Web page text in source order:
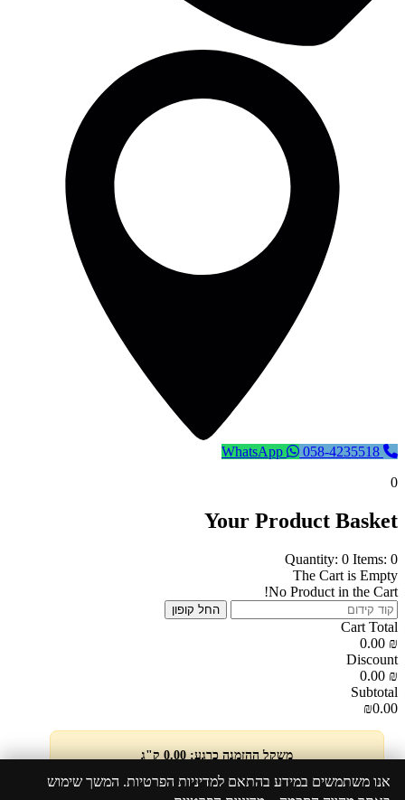
0
Your Product Basket
Quantity: 0 Items: 0
The Cart is Empty
No Product in the Cart!
החל קופון
Cart Total
0.00 ₪
Discount
0.00 ₪
Subtotal
₪0.00
משקל ההזמנה כרגע: 0.00 ק"ג
אנו משתמשים במידע בהתאם למדיניות הפרטיות. המשך שימוש